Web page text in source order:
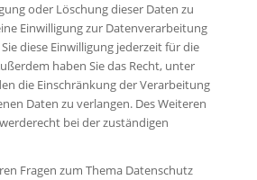
oder Löschung dieser Daten zu
Einwilligung zur Datenverarbeitung
diese Einwilligung jederzeit für die
haben Sie das Recht, unter
die Einschränkung der Verarbeitung
Daten zu verlangen. Des Weiteren
bei der zuständigen
Fragen zum Thema Datenschutz